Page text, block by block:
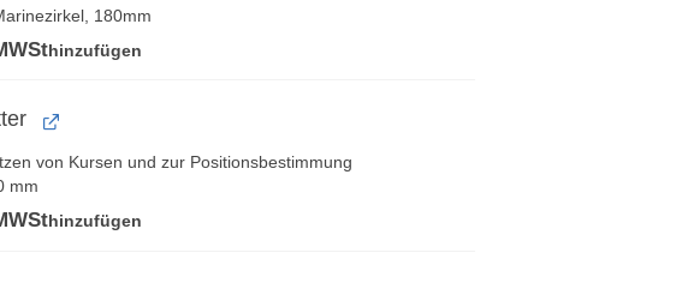
180mm
hinzufügen
von Kursen und zur Positionsbestimmung
mm
hinzufügen